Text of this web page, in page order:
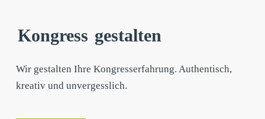
Kongress gestalten
Wir gestalten Ihre Kongresserfahrung. Authentisch,
kreativ und unvergesslich.